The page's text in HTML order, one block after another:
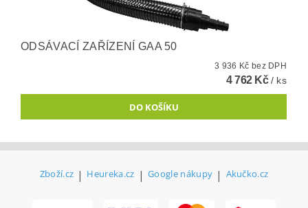
ODSÁVACÍ ZAŘÍZENÍ GAA 50
3 936 Kč bez DPH
4 762 Kč/ ks
Zboží.cz | Heureka.cz | Google nákupy | Akučko.cz